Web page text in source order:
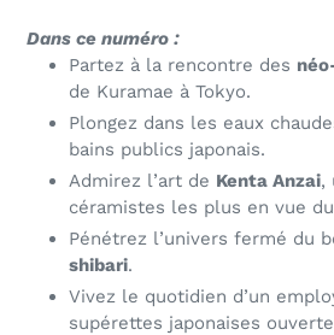
to
Dans ce numéro :
Partez à la rencontre des
de Kuramae à Tokyo.
Plongez dans les eaux
bains publics japonais.
Admirez l’art de Kenta Anzai,
céramistes les plus en vue
Pénétrez l’univers fermé du
shibari.
Vivez le quotidien d’un
supérettes japonaises